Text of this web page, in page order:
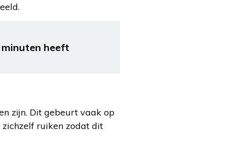
heeft
zijn. Dit gebeurt vaak op
zichzelf ruiken zodat dit